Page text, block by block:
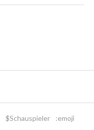
$Schauspieler :emoji